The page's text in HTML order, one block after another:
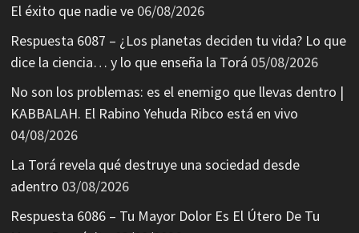
El éxito que nadie ve 06/08/2026
Respuesta 6087 – ¿Los planetas deciden tu vida? Lo que
dice la ciencia… y lo que enseña la Torá 05/08/2026
No son los problemas: es el enemigo que llevas dentro |
KABBALAH. El Rabino Yehuda Ribco está en vivo
04/08/2026
La Torá revela qué destruye una sociedad desde
adentro 03/08/2026
Respuesta 6086 – Tu Mayor Dolor Es El Útero De Tu